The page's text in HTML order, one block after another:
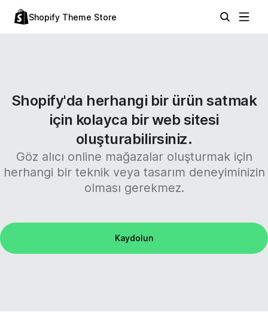
Shopify Theme Store
Shopify'da herhangi bir ürün satmak
için kolayca bir web sitesi
oluşturabilirsiniz.
Göz alıcı online mağazalar oluşturmak için
herhangi bir teknik veya tasarım deneyiminizin
olması gerekmez.
Kaydolun